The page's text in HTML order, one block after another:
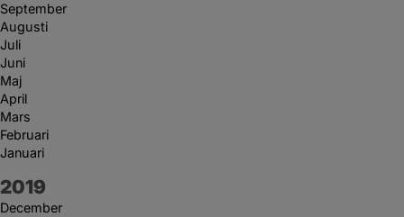
September
Augusti
Juli
Juni
Maj
April
Mars
Februari
Januari
År:
2019
December